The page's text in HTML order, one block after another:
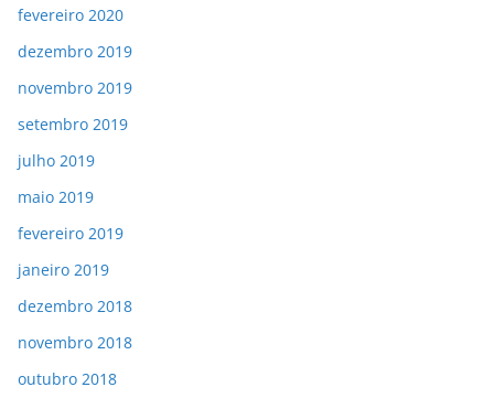
fevereiro 2020
dezembro 2019
novembro 2019
setembro 2019
julho 2019
maio 2019
fevereiro 2019
janeiro 2019
dezembro 2018
novembro 2018
outubro 2018